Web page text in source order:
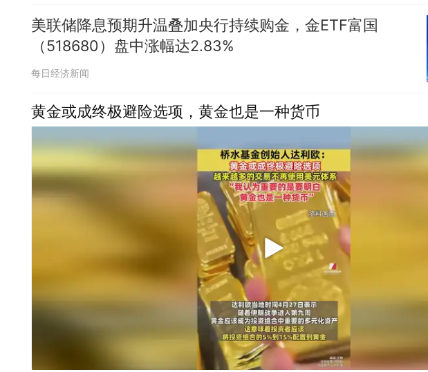
美联储降息预期升温叠加央行持续购金，金ETF富国
（518680）盘中涨幅达2.83%
每日经济新闻
黄金或成终极避险选项，黄金也是一种货币